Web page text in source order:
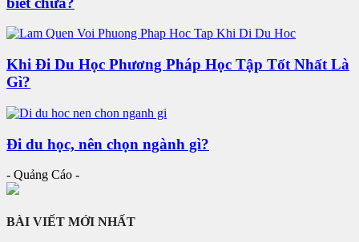
Khi Đi Du Học Phương Pháp Học Tập Tốt Nhất Là
Gì?
Đi du học, nên chọn ngành gì?
- Quảng Cáo -
BÀI VIẾT MỚI NHẤT